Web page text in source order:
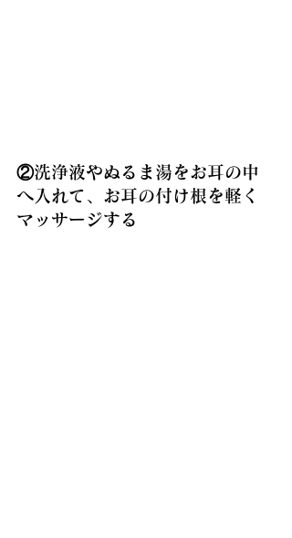
②洗浄液やぬるま湯をお耳の中
へ入れて、お耳の付け根を軽く
マッサージする